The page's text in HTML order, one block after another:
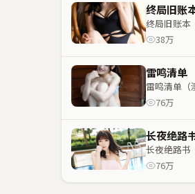
终局旧账
终局旧账本
38万
雷鸣清单
雷鸣清单（
76万
长夜绝路
长夜绝路书
76万